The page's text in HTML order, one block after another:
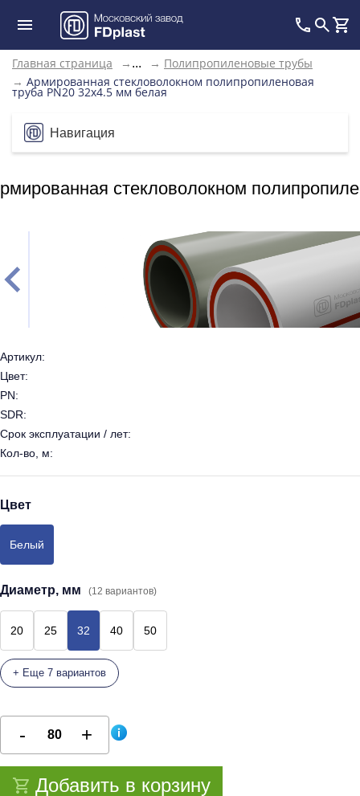
Главная страница → ... → Полипропиленовые трубы
→ Армированная стекловолокном полипропиленовая
труба PN20 32x4.5 мм белая
Навигация
стекловолокном
Артикул:
Цвет:
PN:
SDR:
Срок эксплуатации / лет:
Кол-во, м:
Цвет
Белый
Диаметр, мм (12 вариантов)
20 25 32 40 50
+ Еще 7 вариантов
Добавить в корзину